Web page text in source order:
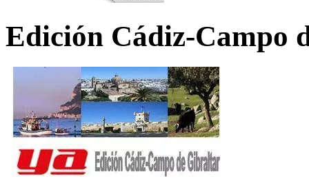
Edición Cádiz-Campo